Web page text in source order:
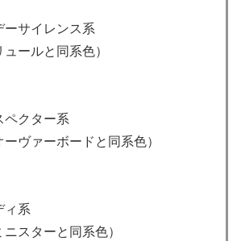
ーサイレンス系
ュールと同系色）
ペクター系
ーヴァーボードと同系色）
ィ系
ニスターと同系色）